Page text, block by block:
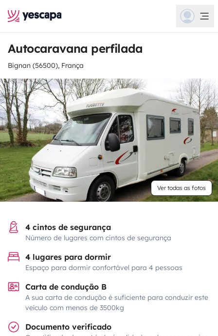
Autocaravana perfilada
Bignan (56500), França
Ver todas as fotos
4 cintos de segurança
Número de lugares com cintos de segurança
4 lugares para dormir
Espaço para dormir confortável para 4 pessoas
Carta de condução B
A sua carta de condução é suficiente para conduzir este
veículo com menos de 3500kg
Documento verificado